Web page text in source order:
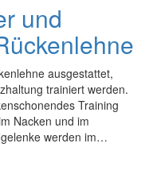
und
ausgestattet,
trainiert werden.
Training
Nacken und im
werden im…